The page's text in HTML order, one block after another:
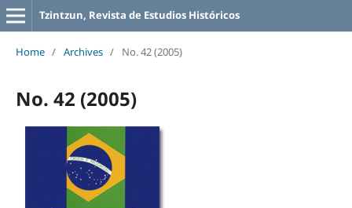
Tzintzun, Revista de Estudios Históricos
Home / Archives / No. 42 (2005)
No. 42 (2005)